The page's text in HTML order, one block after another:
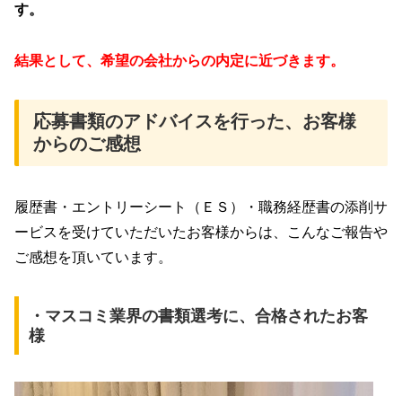
す。
結果として、希望の会社からの内定に近づきます。
応募書類のアドバイスを行った、お客様
からのご感想
履歴書・エントリーシート（ＥＳ）・職務経歴書の添削サ
ービスを受けていただいたお客様からは、こんなご報告や
ご感想を頂いています。
・マスコミ業界の書類選考に、合格されたお客
様